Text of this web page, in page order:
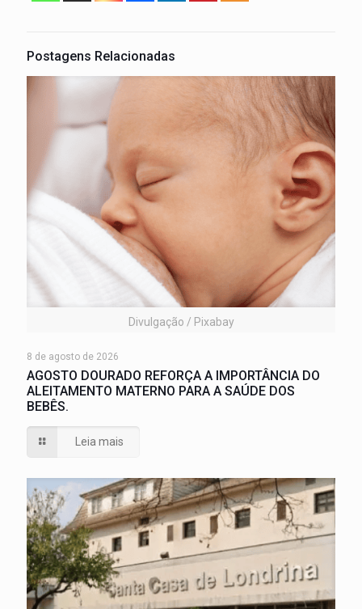
Postagens Relacionadas
Divulgação / Pixabay
8 de agosto de 2026
AGOSTO DOURADO REFORÇA A IMPORTÂNCIA DO
ALEITAMENTO MATERNO PARA A SAÚDE DOS
BEBÊS.
Leia mais